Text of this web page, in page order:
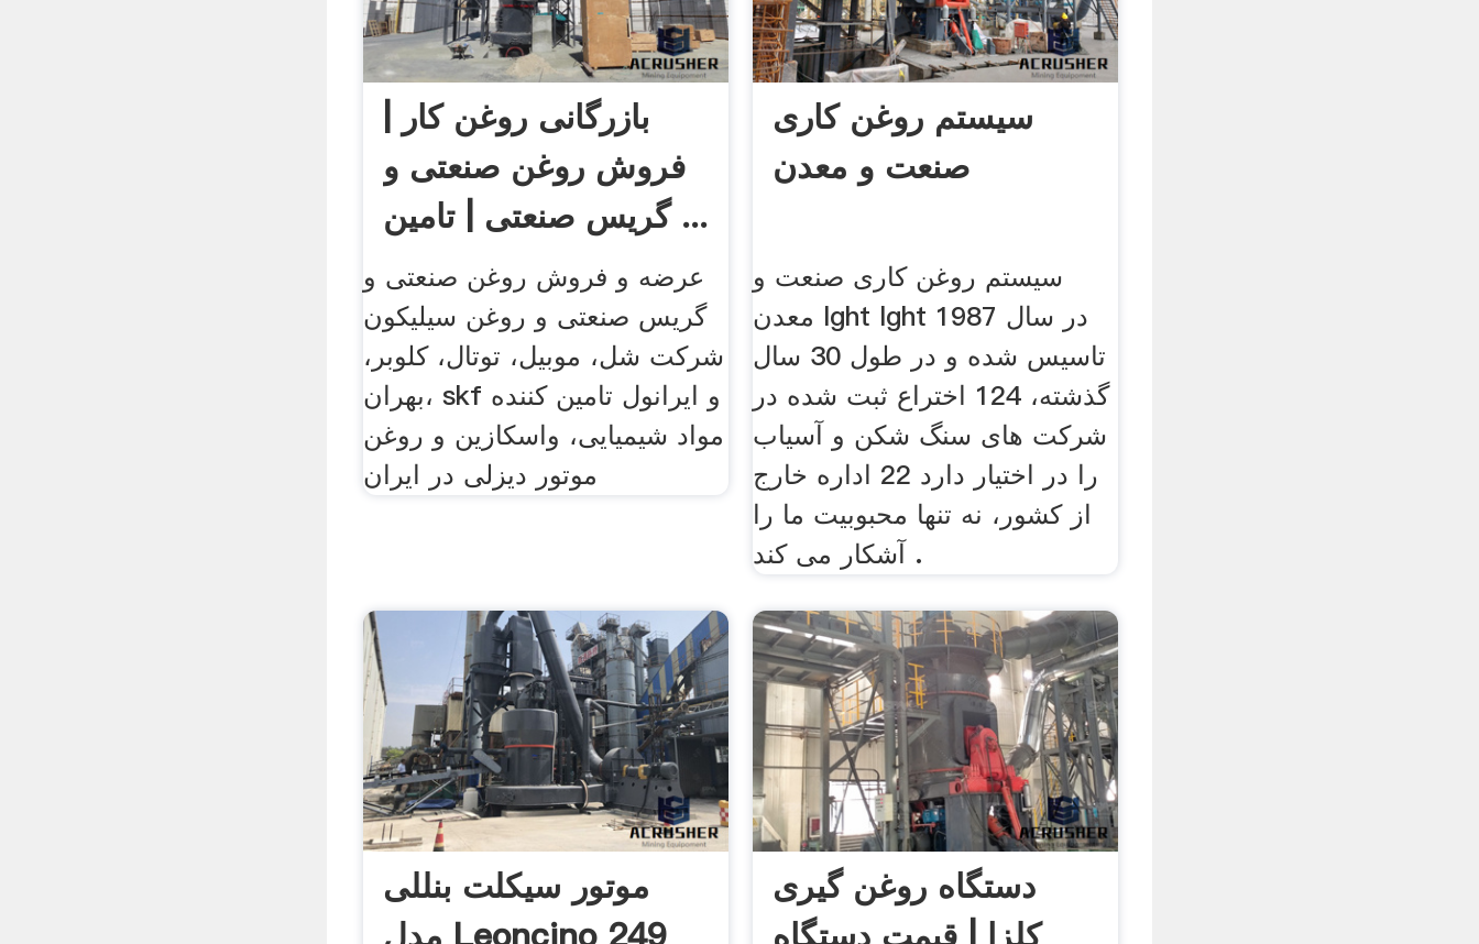
بازرگانی روغن کار |
فروش روغن صنعتی و
گریس صنعتی | تامین ...
عرضه و فروش روغن صنعتی و
گریس صنعتی و روغن سیلیکون
شرکت شل، موبیل، توتال، کلوبر،
بهران، skf و ایرانول تامین کننده
مواد شیمیایی، واسکازین و روغن
موتور دیزلی در ایران
سیستم روغن کاری
صنعت و معدن
سیستم روغن کاری صنعت و
معدن lght lght در سال 1987
تاسیس شده و در طول 30 سال
گذشته، 124 اختراع ثبت شده در
شركت های سنگ شكن و آسیاب
را در اختیار دارد 22 اداره خارج
از کشور، نه تنها محبوبیت ما را
آشکار می کند .
موتور سیکلت بنللی
دستگاه روغن گیری